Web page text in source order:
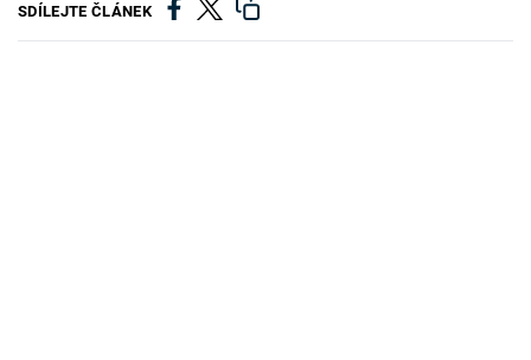
SDÍLEJTE ČLÁNEK